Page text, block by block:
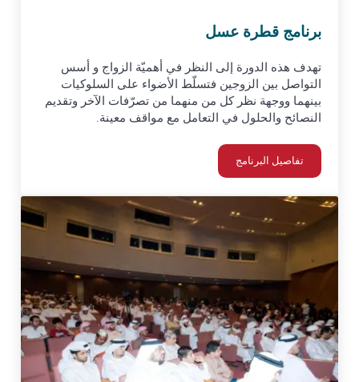
برنامج قطرة عسل
تهدف هذه الدورة إلى النظر في أهميّة الزواج و أسس
التواصل بين الزوجين فتسلّط الأضواء على السلوكيات
بينهما ووجهة نظر كل من منهما من تصرّفات الآخر وتقديم
النصائح والحلول في التعامل مع مواقف معينة.
تفاصيل البرنامجبرنامج قطرة عسل